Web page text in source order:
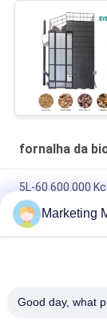
fornalha da
5L-60 600.000
alta eficiência.
5L-90 Biomassa
automática 83
alimentação
Marketing
Good day, what